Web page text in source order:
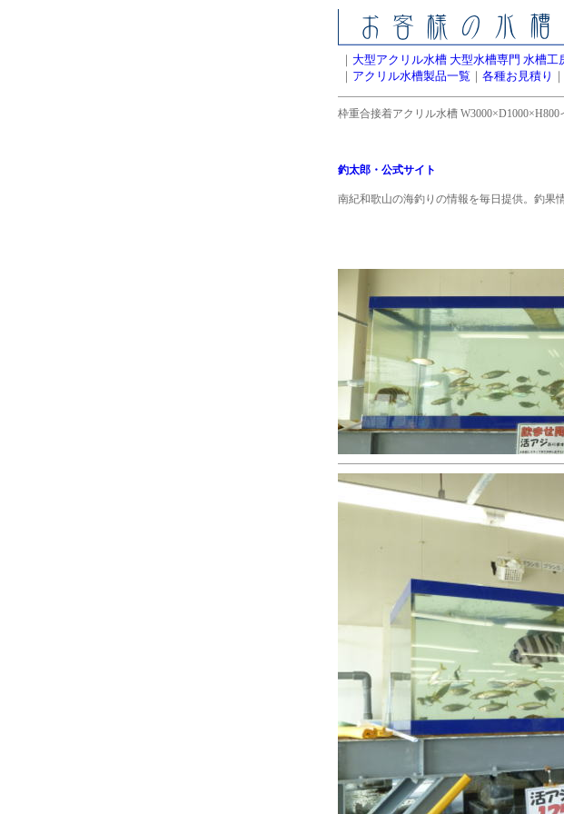
｜ 大型アクリル水槽 大型水槽専門 水槽工
｜ アクリル水槽製品一覧 ｜ 各種お見積り ｜
枠重合接着アクリル水槽
釣太郎・公式サイト
南紀和歌山の海釣りの情報を毎日提供。釣